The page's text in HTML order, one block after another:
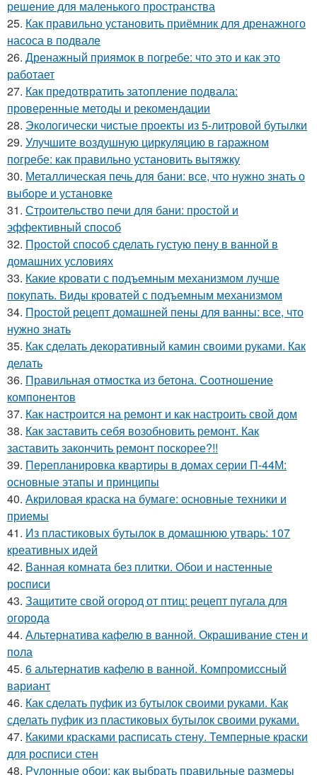
решение для маленького пространства
25. Как правильно установить приёмник для дренажного
насоса в подвале
26. Дренажный приямок в погребе: что это и как это
работает
27. Как предотвратить затопление подвала:
проверенные методы и рекомендации
28. Экологически чистые проекты из 5-литровой бутылки
29. Улучшите воздушную циркуляцию в гаражном
погребе: как правильно установить вытяжку
30. Металлическая печь для бани: все, что нужно знать о
выборе и установке
31. Строительство печи для бани: простой и
эффективный способ
32. Простой способ сделать густую пену в ванной в
домашних условиях
33. Какие кровати с подъемным механизмом лучше
покупать. Виды кроватей с подъемным механизмом
34. Простой рецепт домашней пены для ванны: все, что
нужно знать
35. Как сделать декоративный камин своими руками. Как
делать
36. Правильная отмостка из бетона. Соотношение
компонентов
37. Как настроится на ремонт и как настроить свой дом
38. Как заставить себя возобновить ремонт. Как
заставить закончить ремонт поскорее?!!
39. Перепланировка квартиры в домах серии П-44М:
основные этапы и принципы
40. Акриловая краска на бумаге: основные техники и
приемы
41. Из пластиковых бутылок в домашнюю утварь: 107
креативных идей
42. Ванная комната без плитки. Обои и настенные
росписи
43. Защитите свой огород от птиц: рецепт пугала для
огорода
44. Альтернатива кафелю в ванной. Окрашивание стен и
пола
45. 6 альтернатив кафелю в ванной. Компромиссный
вариант
46. Как сделать пуфик из бутылок своими руками. Как
сделать пуфик из пластиковых бутылок своими руками.
47. Какими красками расписать стену. Темперные краски
для росписи стен
48. Рулонные обои: как выбрать правильные размеры